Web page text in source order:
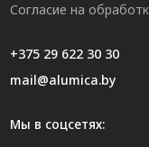
Согласие на
+375 29 622 30 30
mail@alumica.by
Мы в соцсетях: